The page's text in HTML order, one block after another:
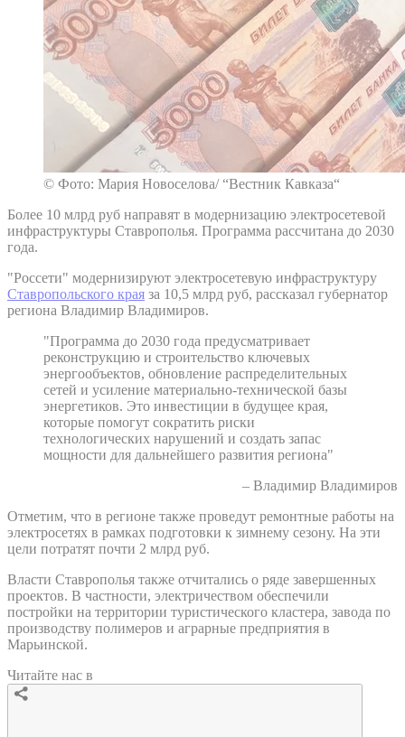
© Фото: Мария Новоселова/ “Вестник Кавказа“
Более 10 млрд руб направят в модернизацию электросетевой
инфраструктуры Ставрополья. Программа рассчитана до 2030
года.
"Россети" модернизируют электросетевую инфраструктуру
Ставропольского края за 10,5 млрд руб, рассказал губернатор
региона Владимир Владимиров.
"Программа до 2030 года предусматривает
реконструкцию и строительство ключевых
энергообъектов, обновление распределительных
сетей и усиление материально-технической базы
энергетиков. Это инвестиции в будущее края,
которые помогут сократить риски
технологических нарушений и создать запас
мощности для дальнейшего развития региона"
– Владимир Владимиров
Отметим, что в регионе также проведут ремонтные работы на
электросетях в рамках подготовки к зимнему сезону. На эти
цели потратят почти 2 млрд руб.
Власти Ставрополья также отчитались о ряде завершенных
проектов. В частности, электричеством обеспечили
постройки на территории туристического кластера, завода по
производству полимеров и аграрные предприятия в
Марьинской.
Читайте нас в